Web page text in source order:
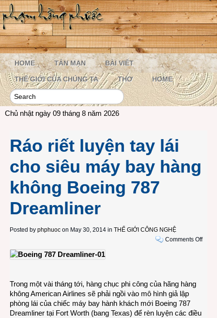
HOME TẢN MẠN BÀI VIẾT
THẾ GIỚI CỦA CHÚNG TA THƠ HOME
Chủ nhật ngày 09 tháng 8 năm 2026
Ráo riết luyện tay lái
cho siêu máy bay hàng
không Boeing 787
Dreamliner
Posted by phphuoc on May 30, 2014 in THẾ GIỚI CÔNG NGHỆ
Comments Offon
Trong một vài tháng tới, hàng chục phi công của hãng hàng
không American Airlines sẽ phải ngồi vào mô hình giả lập
phòng lái của chiếc máy bay hành khách mới Boeing 787
Dreamliner tại Fort Worth (bang Texas) để rèn luyện các điều